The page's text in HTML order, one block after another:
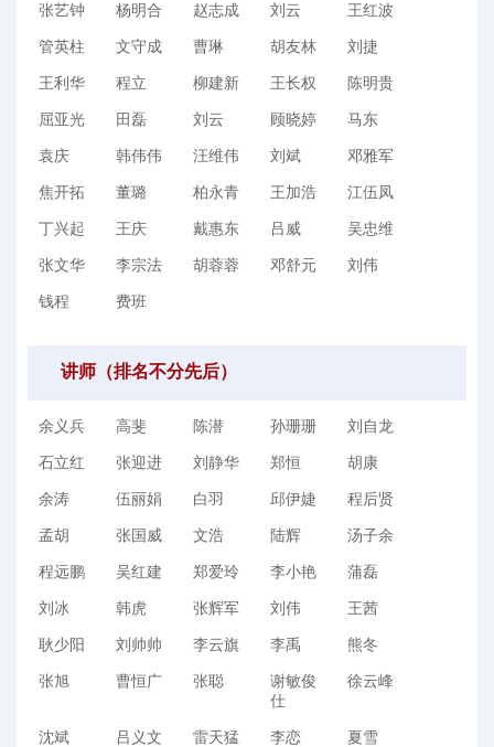
张艺钟 杨明合 赵志成 刘云 王红波
管英柱 文守成 曹琳 胡友林 刘捷
王利华 程立 柳建新 王长权 陈明贵
屈亚光 田磊 刘云 顾晓婷 马东
袁庆 韩伟伟 汪维伟 刘斌 邓雅军
焦开拓 董璐 柏永青 王加浩 江伍凤
丁兴起 王庆 戴惠东 吕威 吴忠维
张文华 李宗法 胡蓉蓉 邓舒元 刘伟
钱程 费班
讲师（排名不分先后）
余义兵 高斐 陈潜 孙珊珊 刘自龙
石立红 张迎进 刘静华 郑恒 胡康
余涛 伍丽娟 白羽 邱伊婕 程后贤
孟胡 张国威 文浩 陆辉 汤子余
程远鹏 吴红建 郑爱玲 李小艳 蒲磊
刘冰 韩虎 张辉军 刘伟 王茜
耿少阳 刘帅帅 李云旗 李禹 熊冬
张旭 曹恒广 张聪
谢敏俊
仕
徐云峰
沈斌 吕义文 雷天猛 李恋 夏雪